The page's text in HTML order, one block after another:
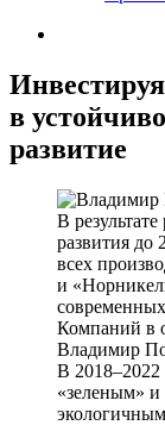
Инвестируя
в
развитие
В
развития до
всех
и
Компаний в
Владимир
В 2018–2022
«зеленым» и